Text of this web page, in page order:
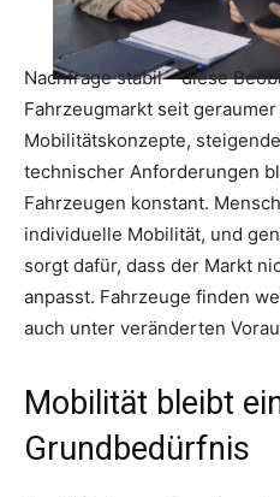
Nachfrage stabil – diese
Fahrzeugmarkt seit
Mobilitätskonzepte,
technischer Anforderungen
Fahrzeugen konstant.
individuelle Mobilität, und
sorgt dafür, dass der Markt
anpasst. Fahrzeuge finden
auch unter veränderten
Mobilität bleibt
Grundbedürfnis